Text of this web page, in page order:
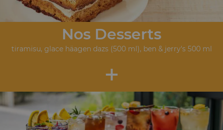
Nos Desserts
tiramisu, glace häagen dazs (500 ml), ben & jerry's 500 ml
+